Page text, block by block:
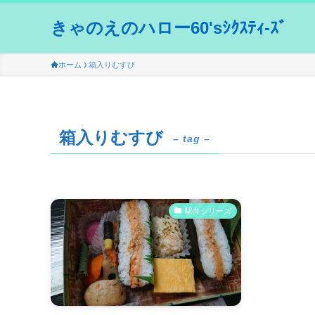
きゃのえのハロー60'sｼｸｽﾃｨ-ｽﾞ
ホーム 箱入りむすび
箱入りむすび – tag –
駅弁シリーズ